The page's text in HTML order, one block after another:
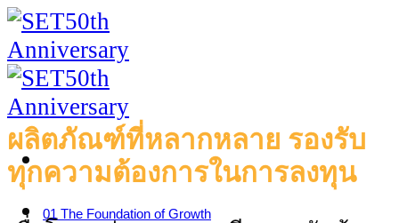
Skip
to
content
01 The Foundation of Growth
ผลิตภัณฑ์ที่หลากหลาย รองรับ
ทุกความต้องการในการลงทุน